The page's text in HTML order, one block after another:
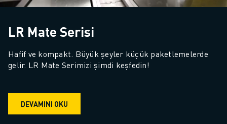
LR Mate Serisi
Hafif ve kompakt. Büyük şeyler küçük paketlemelerde
gelir. LR Mate Serimizi şimdi keşfedin!
DEVAMINI OKU